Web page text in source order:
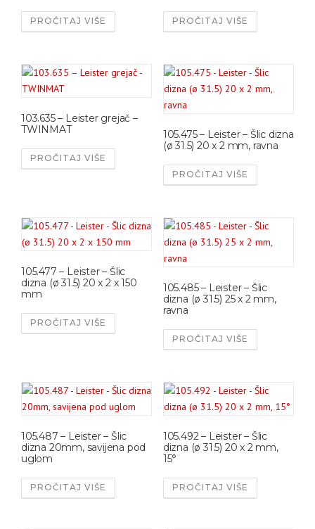
PROČITAJ VIŠE PROČITAJ VIŠE
103.635 – Leister grejač –
TWINMAT
PROČITAJ VIŠE
105.475 – Leister – Šlic dizna
(ø 31.5) 20 x 2 mm, ravna
PROČITAJ VIŠE
105.477 – Leister – Šlic
dizna (ø 31.5) 20 x 2 x 150
mm
PROČITAJ VIŠE
105.485 – Leister – Šlic
dizna (ø 31.5) 25 x 2 mm,
ravna
PROČITAJ VIŠE
105.487 – Leister – Šlic
dizna 20mm, savijena pod
uglom
PROČITAJ VIŠE
105.492 – Leister – Šlic
dizna (ø 31.5) 20 x 2 mm,
15°
PROČITAJ VIŠE